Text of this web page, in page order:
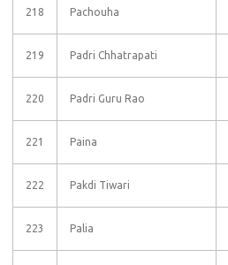
218 Pachouha
219 Padri Chhatrapati
220 Padri Guru Rao
221 Paina
222 Pakdi Tiwari
223 Palia